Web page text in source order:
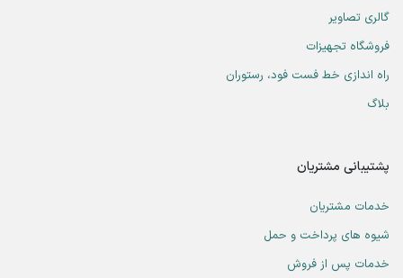
گالری تصاویر
فروشگاه تجهیزات
راه اندازی خط فست فود، رستوران
بلاگ
پشتیبانی مشتریان
خدمات مشتریان
شیوه های پرداخت و حمل
خدمات پس از فروش